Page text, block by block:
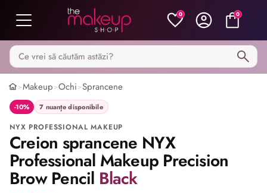
0 0
Caută pe MakeupShop
>Makeup>Ochi>Sprancene
-10% 7 nuanțe disponibile
NYX PROFESSIONAL MAKEUP
Creion sprancene NYX
Professional Makeup Precision
Brow Pencil Black